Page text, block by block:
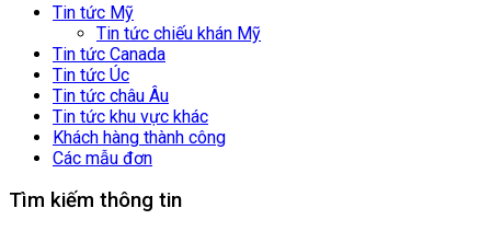
Tin tức Mỹ
Tin tức chiếu khán Mỹ
Tin tức Canada
Tin tức Úc
Tin tức châu Âu
Tin tức khu vực khác
Khách hàng thành công
Các mẫu đơn
Tìm kiếm thông tin